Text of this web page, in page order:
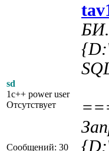
sd
1c++ power user
Отсутствует
Сообщений: 30